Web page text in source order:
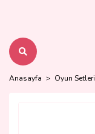
Anasayfa Oyun Setleri